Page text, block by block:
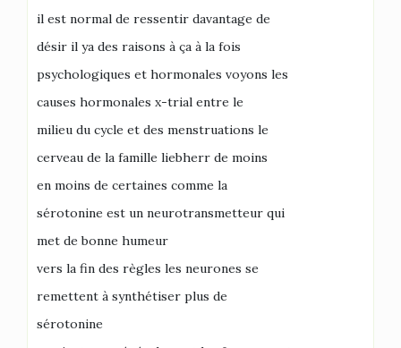
il est normal de ressentir davantage de
désir il ya des raisons à ça à la fois
psychologiques et hormonales voyons les
causes hormonales x-trial entre le
milieu du cycle et des menstruations le
cerveau de la famille liebherr de moins
en moins de certaines comme la
sérotonine est un neurotransmetteur qui
met de bonne humeur
vers la fin des règles les neurones se
remettent à synthétiser plus de
sérotonine